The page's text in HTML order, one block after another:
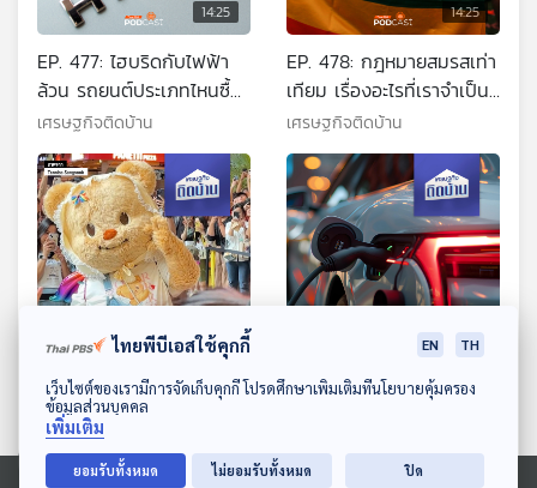
ดาวน์โหลด Thai PBS Podcast Application
14:25
EP. 477: ไฮบริดกับไฟฟ้า
ล้วน รถยนต์ประเภทไหนซื้อ
มาใช้แล้วคุ้มกว่ากัน
เศรษฐกิจติดบ้าน
14:25
EP. 478: กฎหมายสมรสเท่า
เทียม เรื่องอะไรที่เราจำเป็น
ต้องรู้
เศรษฐกิจติดบ้าน
14:25
EP. 479: หมีเนย กลยุทธ์สุด
คิวต์ "มาสคอตอินฟลูเอน
เซอร์"
เศรษฐกิจติดบ้าน
14:25
EP. 480: เงื่อนไขประกันภัย
(EV)
เศรษฐกิจติดบ้าน
ไทยพีบีเอสใช้คุกกี้ EN TH
เว็บไซต์ของเรามีการจัดเก็บคุกกี้ โปรดศึกษาเพิ่มเติมที่นโยบายคุ้มครอง
ข้อมูลส่วนบุคคล
เพิ่มเติม
ยอมรับทั้งหมด ไม่ยอมรับทั้งหมด ปิด